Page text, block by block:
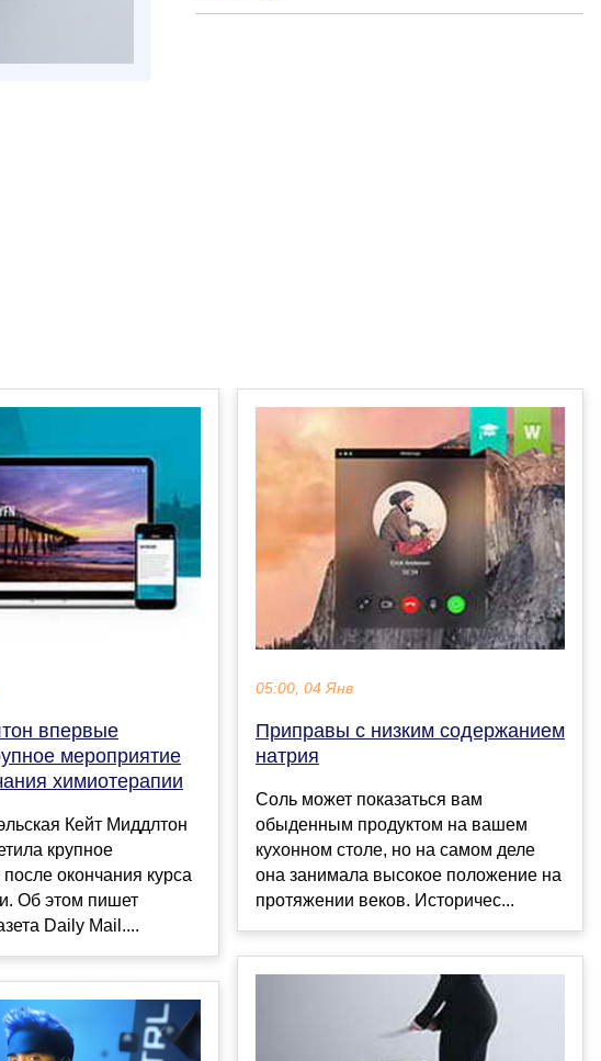
впервые
мероприятие
химиотерапии
Кейт Миддлтон
крупное
окончания курса
Об этом пишет
Daily Mail....
05:00, 04 Янв
Приправы с низким содержанием
натрия
Соль может показаться вам
обыденным продуктом на вашем
кухонном столе, но на самом деле
она занимала высокое положение на
протяжении веков. Историчес...